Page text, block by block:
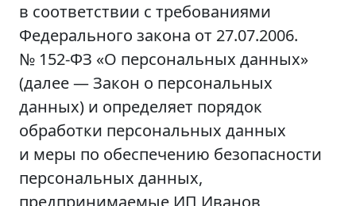
в соответствии с требованиями
Федерального закона от 27.07.2006.
№ 152-ФЗ «О персональных данных»
(далее — Закон о персональных
данных) и определяет порядок
обработки персональных данных
и меры по обеспечению безопасности
персональных данных,
предпринимаемые ИП Иванов